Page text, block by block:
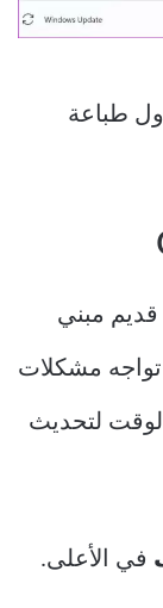
طباعة
عند العمل باستخدام برنامج Outlook قديم مبني
تواجه مشكلات
لتحديث
في الأعلى.